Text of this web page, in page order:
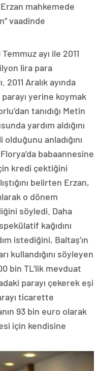
mahkemede
vaadinde
ayı ile 2011
lira para
Aralık ayında
parayı yerine koymak
tanıdığı Metin
yardım aldığını
anladığını
babaannesine
kredi çektiğini
belirten Erzan,
o dönem
söyledi. Daha
kağıdını
istediğini, Baltaş’ın
kullandığını söyleyen
bin TL’lik mevduat
parayı çekerek eşi
ticarette
93 bin euro olarak
için kendisine